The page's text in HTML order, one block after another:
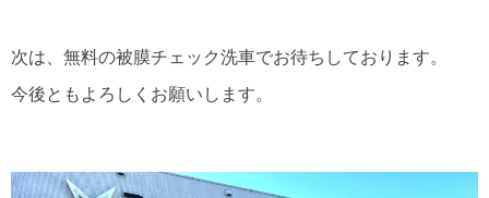
次は、無料の被膜チェック洗車でお待ちしております。
今後ともよろしくお願いします。